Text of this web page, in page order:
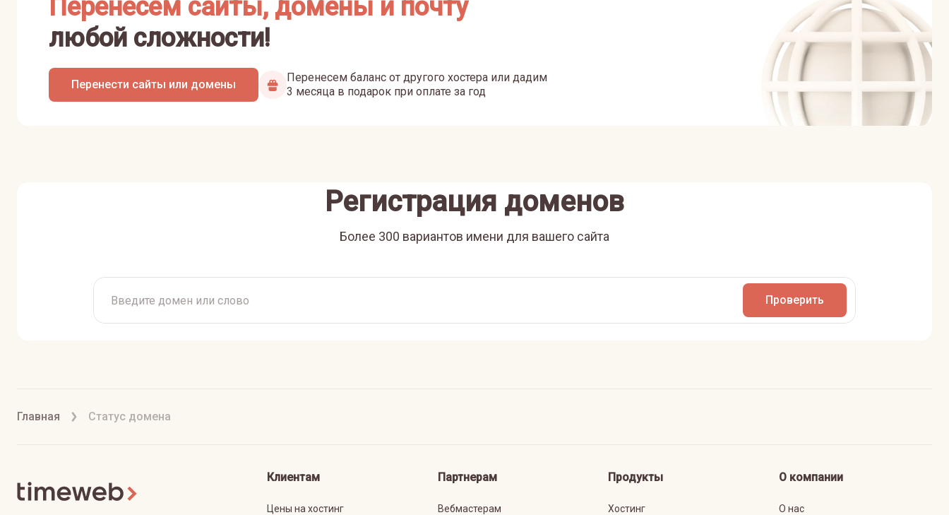
Перенесём сайты, домены и почту
любой сложности!
Перенести сайты или домены
Перенесем баланс от другого хостера или дадим
3 месяца в подарок при оплате за год
Регистрация доменов
Более 300 вариантов имени для вашего сайта
Проверить
Главная Статус домена
Клиентам
Цены на хостинг
Партнерам
Вебмастерам
Продукты
Хостинг
О компании
О нас